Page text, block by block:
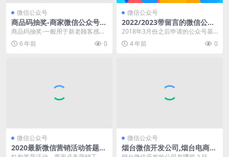
微信公众号
商品码抽奖-商家微信公众号购
物有奖吸粉/维护老客户功能
商品码抽奖-一般用于新老顾客感恩
回馈活动；商家销售出去的商品
后，买家可以通过微信...
6 年前 0
微信公众号
2022/2023带留言的微信公众
号如何主体迁移，需要准备什
么，多少钱？
2018年3月份之后申请的公众号基
本都没有留言功能，但是可以通过
帐号迁移，将别人...
4 年前 0
微信公众号
2020最新微信营销活动答题抢
微信公众号
烟台微信开发公司,烟台电商平